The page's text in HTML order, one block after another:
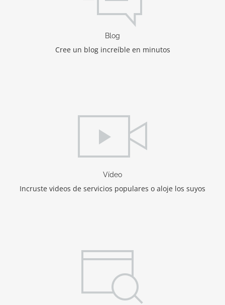
Blog
Cree un blog increíble en minutos
Vídeo
Incruste videos de servicios populares o aloje los suyos